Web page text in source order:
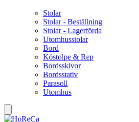
Stolar
Stolar - Beställning
Stolar - Lagerförda
Utomhusstolar
Bord
Köstolpe & Rep
Bordsskivor
Bordsstativ
Parasoll
Utomhus